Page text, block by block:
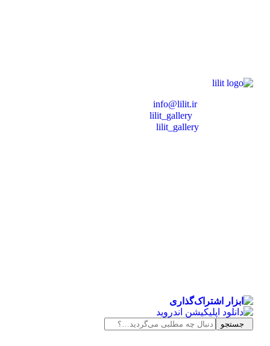
info@lilit.ir
lilit_gallery
lilit_gallery
جستجو